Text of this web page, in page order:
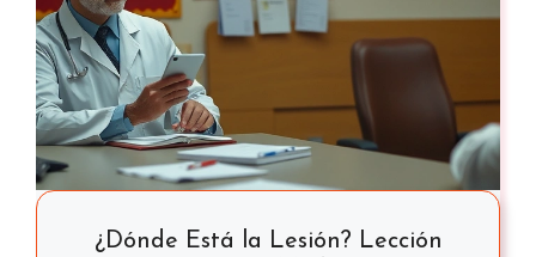
¿Dónde Está la Lesión? Lección